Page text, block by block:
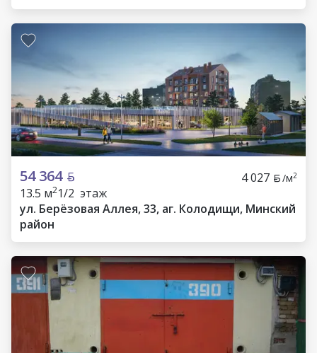
54 364 4 027 /м2
13.5 м21/2 этаж
ул. Берёзовая Аллея, 33, аг. Колодищи, Минский
район